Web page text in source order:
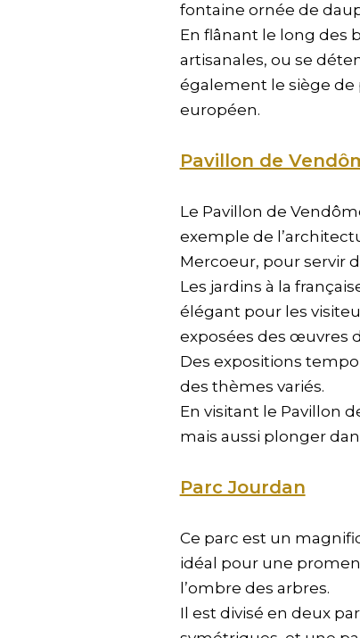
fontaine ornée de
En flânant le long des
artisanales, ou se
également le siège de
européen.
Pavillon de
Le Pavillon de
exemple de
Mercoeur, pour servir
Les jardins à la
élégant pour les
exposées des œuvres
Des expositions
des thèmes variés.
En visitant le Pavillon
mais aussi plonger
Parc Jourdan
Ce parc est un
idéal pour une
l’ombre des arbres.
Il est divisé en deux